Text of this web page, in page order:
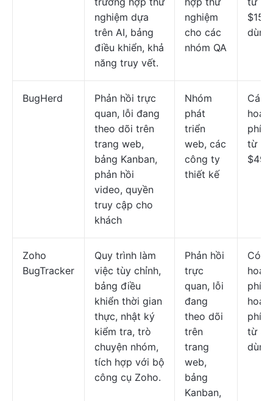
nghiệm dựa
trên AI, bảng
điều khiển, khả
năng truy vết.
nghiệm
cho các
nhóm QA
$15/
BugHerd
Phản hồi trực
quan, lỗi đang
theo dõi trên
trang web,
bảng Kanban,
phản hồi
video, quyền
truy cập cho
khách
Nhóm
phát
triển
web, các
công ty
thiết kế
Các
phí
từ
$49/
Zoho
BugTracker
Quy trình làm
việc tùy chỉnh,
bảng điều
khiển thời gian
thực, nhật ký
kiểm tra, trò
chuyện nhóm,
tích hợp với bộ
công cụ Zoho.
Phản hồi
trực
quan, lỗi
đang
theo dõi
trên
trang
web,
bảng
Kanban,
Có
phí;
phí
từ